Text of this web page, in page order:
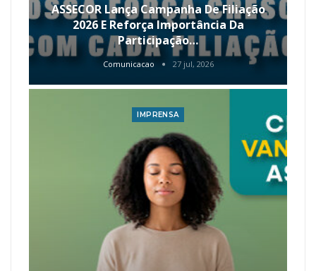
ASSECOR Lança Campanha De Filiação
2026 E Reforça Importância Da
Participação…
Comunicacao 27 jul, 2026
IMPRENSA